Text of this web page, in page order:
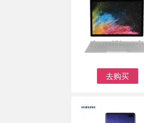
去购买